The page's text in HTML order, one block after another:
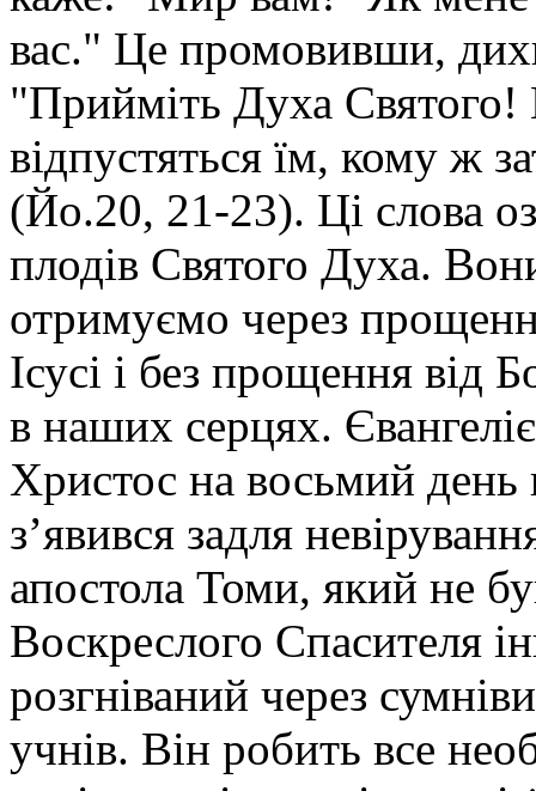
вас." Це промовивши,
"Прийміть Духа Святого!
відпустяться їм, кому ж
(Йо.20, 21-23). Ці слова
плодів Святого Духа.
отримуємо через
Ісусі і без прощення від
в наших серцях.
Христос на восьмий день
з’явився задля
апостола Томи, який не
Воскреслого Спасителя
розгніваний через
учнів. Він робить все